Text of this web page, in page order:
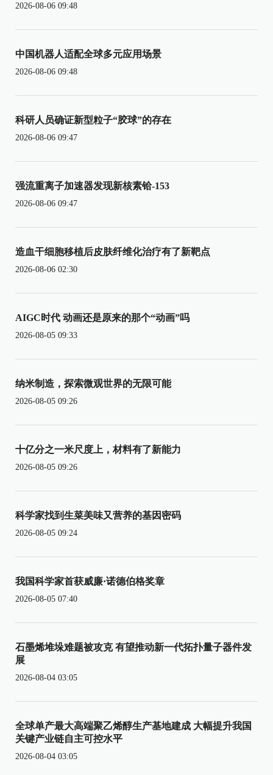
2026-08-06 09:48
中国机器人适配全球多元应用场景
2026-08-06 09:48
科研人员确证新型粒子“胶球”的存在
2026-08-06 09:47
强流重离子加速器发现新核素铪-153
2026-08-06 09:47
造血干细胞移植后皮肤纤维化治疗有了新靶点
2026-08-06 02:30
AIGC时代 动画还是原来的那个“动画”吗
2026-08-05 09:33
纳米制造，探索微观世界的无限可能
2026-08-05 09:26
十亿分之一米尺度上，材料有了新能力
2026-08-05 09:26
科学家找到生菜美味又营养的基因密码
2026-08-05 09:24
我国科学家首获威廉·诺德伯格奖章
2026-08-05 07:40
石墨烯堆垛难题被攻克 有望推动新一代拓扑量子器件发
展
2026-08-04 03:05
全球单产最大高端聚乙烯醇生产基地建成 大幅提升我国
关键产业链自主可控水平
2026-08-04 03:05